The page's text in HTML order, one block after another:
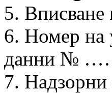
5.
6. Номер на
данни
7. Надзорни